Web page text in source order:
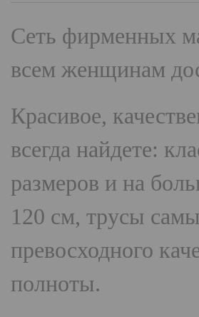
Сеть фирменных
всем женщинам
Красивое,
всегда найдете:
размеров и на
120 см, трусы
превосходного
полноты.